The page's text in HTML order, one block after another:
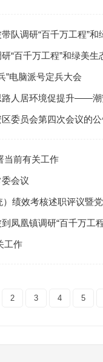
队调研“百千万工程”
“百千万工程”和绿美
”电脑派号定兵大会
境促提升——潮安区枫溪镇召
委员会第四次会议的
当前有关工作
会议
核述职评议暨党组织书记
凤凰镇调研“百千万工
工作
2 3 4 5